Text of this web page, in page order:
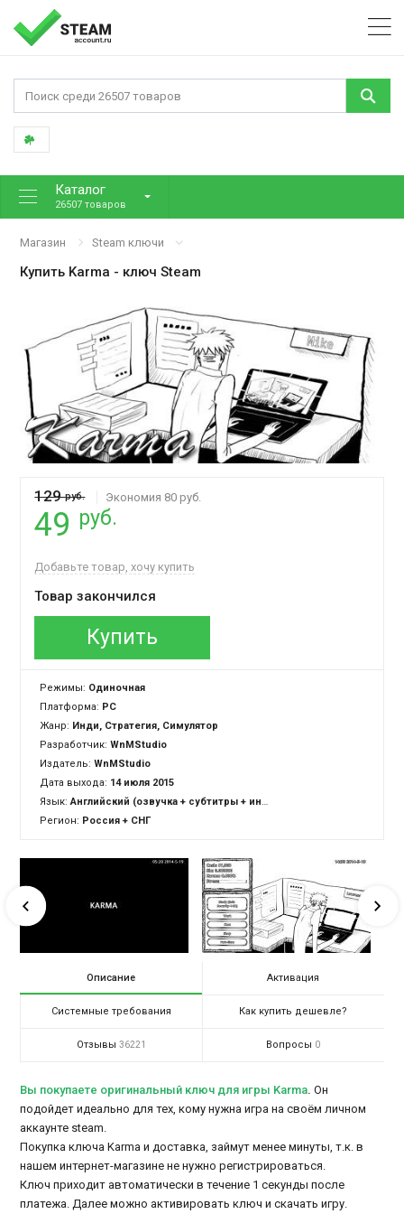
Каталог
26507 товаров
Магазин Steam ключи
Купить Karma - ключ Steam
129руб. Экономия 80 руб.
49 руб.
Добавьте товар, хочу купить
Товар закончился
Купить
Режимы: Одиночная
Платформа: PC
Жанр: Инди, Стратегия, Симулятор
Разработчик:WnMStudio
Издатель:WnMStudio
Дата выхода: 14 июля 2015
Язык:Английский (озвучка + субтитры + интерфейс)
Регион: Россия + СНГ
Описание Активация
Системные требования Как купить дешевле?
Отзывы 36221 Вопросы 0
Вы покупаете оригинальный ключ для игры Karma. Он
подойдет идеально для тех, кому нужна игра на своём личном
аккаунте steam.
Покупка ключа Karma и доставка, займут менее минуты, т.к. в
нашем интернет-магазине не нужно регистрироваться.
Ключ приходит автоматически в течение 1 секунды после
платежа. Далее можно активировать ключ и скачать игру.